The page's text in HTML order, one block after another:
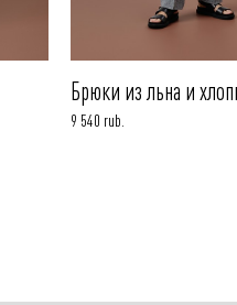
Брюки из льна и
9 540 rub.